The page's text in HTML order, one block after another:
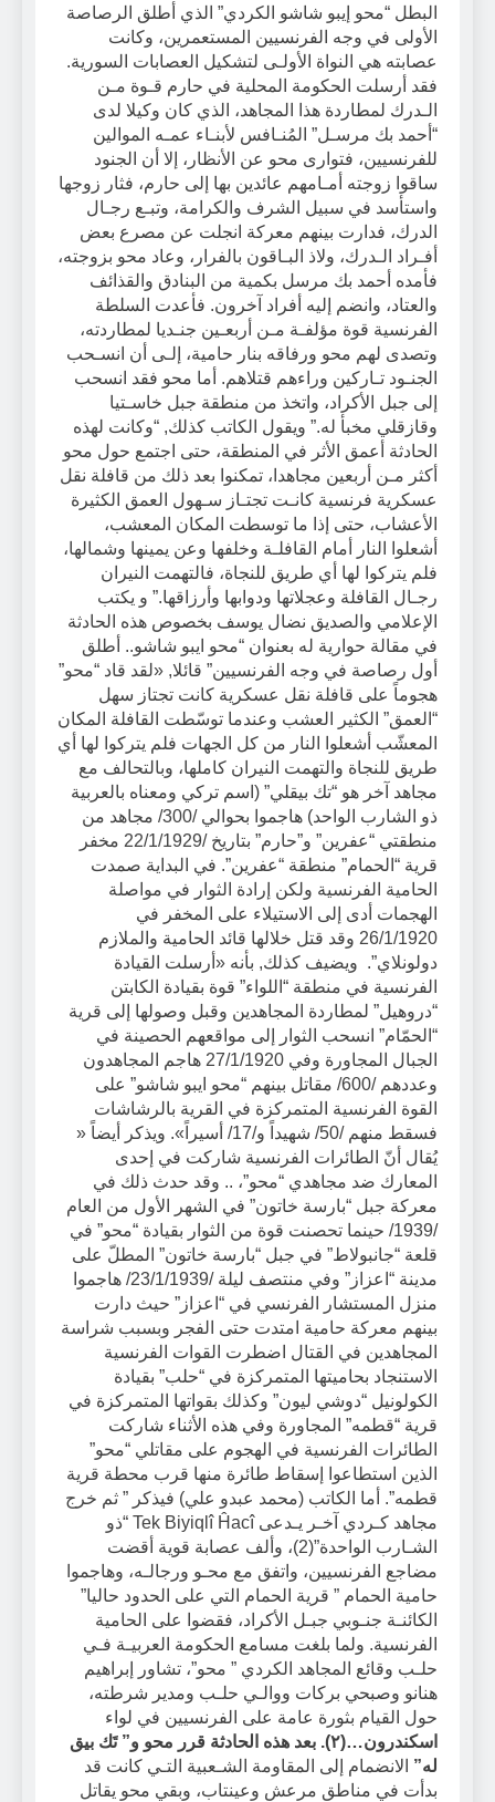
البطل “محو إيبو شاشو الكردي” الذي أطلق الرصاصة
الأولى في وجه الفرنسيين المستعمرين، وكانت
عصابته هي النواة الأولـى لتشكيل العصابات السورية.
فقد أرسلت الحكومة المحلية في حارم قـوة مـن
الـدرك لمطاردة هذا المجاهد، الذي كان وكيلا لدى
“أحمد بك مرسـل” المُنـافس لأبنـاء عمـه الموالين
للفرنسيين، فتوارى محو عن الأنظار، إلا أن الجنود
ساقوا زوجته أمـامهم عائدين بها إلى حارم، فثار زوجها
واستأسد في سبيل الشرف والكرامة، وتبـع رجـال
الدرك، فدارت بينهم معركة انجلت عن مصرع بعض
أفـراد الـدرك، ولاذ البـاقون بالفرار، وعاد محو بزوجته،
فأمده أحمد بك مرسل بكمية من البنادق والقذائف
والعتاد، وانضم إليه أفراد آخرون. فأعدت السلطة
الفرنسية قوة مؤلفـة مـن أربعـين جنـديا لمطاردته،
وتصدى لهم محو ورفاقه بنار حامية، إلـى أن انسـحب
الجنـود تـاركين وراءهم قتلاهم. أما محو فقد انسحب
إلى جبل الأكراد، واتخذ من منطقة جبل خاسـتيا
وقازقلي مخبأ له.” ويقول الكاتب كذلك, “وكانت لهذه
الحادثة أعمق الأثر في المنطقة، حتى اجتمع حول محو
أكثر مـن أربعين مجاهدا، تمكنوا بعد ذلك من قافلة نقل
عسكرية فرنسية كانـت تجتـاز سـهول العمق الكثيرة
الأعشاب، حتى إذا ما توسطت المكان المعشب،
أشعلوا النار أمام القافلـة وخلفها وعن يمينها وشمالها،
فلم يتركوا لها أي طريق للنجاة، فالتهمت النيران
رجـال القافلة وعجلاتها ودوابها وأرزاقها.” و يكتب
الإعلامي والصديق نضال يوسف بخصوص هذه الحادثة
في مقالة حوارية له بعنوان “محو ايبو شاشو.. أطلق
أول رصاصة في وجه الفرنسيين” قائلا, «لقد قاد “محو”
هجوماً على قافلة نقل عسكرية كانت تجتاز سهل
“العمق” الكثير العشب وعندما توسّطت القافلة المكان
المعشّب أشعلوا النار من كل الجهات فلم يتركوا لها أي
طريق للنجاة والتهمت النيران كاملها، وبالتحالف مع
مجاهد آخر هو “تك بيقلي” (اسم تركي ومعناه بالعربية
ذو الشارب الواحد) هاجموا بحوالي /300/ مجاهد من
منطقتي “عفرين” و”حارم” بتاريخ /22/1/1929 مخفر
قرية “الحمام” منطقة “عفرين”. في البداية صمدت
الحامية الفرنسية ولكن إرادة الثوار في مواصلة
الهجمات أدى إلى الاستيلاء على المخفر في
26/1/1920 وقد قتل خلالها قائد الحامية والملازم
دولونلاي”. ويضيف كذلك, بأنه «أرسلت القيادة
الفرنسية في منطقة “اللواء” قوة بقيادة الكابتن
“دروهيل” لمطاردة المجاهدين وقبل وصولها إلى قرية
“الحمّام” انسحب الثوار إلى مواقعهم الحصينة في
الجبال المجاورة وفي 27/1/1920 هاجم المجاهدون
وعددهم /600/ مقاتل بينهم “محو ايبو شاشو” على
القوة الفرنسية المتمركزة في القرية بالرشاشات
فسقط منهم /50/ شهيداً و/17/ أسيراً». ويذكر أيضاً «
يُقال أنّ الطائرات الفرنسية شاركت في إحدى
المعارك ضد مجاهدي “محو”، .. وقد حدث ذلك في
معركة جبل “بارسة خاتون” في الشهر الأول من العام
/1939/ حينما تحصنت قوة من الثوار بقيادة “محو” في
قلعة “جانبولاط” في جبل “بارسة خاتون” المطلّ على
مدينة “اعزاز” وفي منتصف ليلة /23/1/1939/ هاجموا
منزل المستشار الفرنسي في “اعزاز” حيث دارت
بينهم معركة حامية امتدت حتى الفجر وبسبب شراسة
المجاهدين في القتال اضطرت القوات الفرنسية
الاستنجاد بحاميتها المتمركزة في “حلب” بقيادة
الكولونيل “دوشي ليون” وكذلك بقواتها المتمركزة في
قرية “قطمه” المجاورة وفي هذه الأثناء شاركت
الطائرات الفرنسية في الهجوم على مقاتلي “محو”
الذين استطاعوا إسقاط طائرة منها قرب محطة قرية
قطمه”. أما الكاتب (محمد عبدو علي) فيذكر ” ثم خرج
مجاهد كـردي آخـر يـدعى Tek Biyiqlî Ĥacî “ذو
الشـارب الواحدة”(2)، وألف عصابة قوية أقضت
مضاجع الفرنسيين، واتفق مع محـو ورجالـه، وهاجموا
حامية الحمام ” قرية الحمام التي على الحدود حاليا”
الكائنـة جنـوبي جبـل الأكراد، فقضوا على الحامية
الفرنسية. ولما بلغت مسامع الحكومة العربيـة فـي
حلـب وقائع المجاهد الكردي ” محو”، تشاور إبراهيم
هنانو وصبحي بركات ووالـي حلـب ومدير شرطته،
حول القيام بثورة عامة على الفرنسيين في لواء
اسكندرون…(٢). بعد هذه الحادثة قرر محو و” تَك بيق
له” الانضمام إلى المقاومة الشـعبية التـي كانت قد
بدأت في مناطق مرعش وعينتاب، وبقي محو يقاتل